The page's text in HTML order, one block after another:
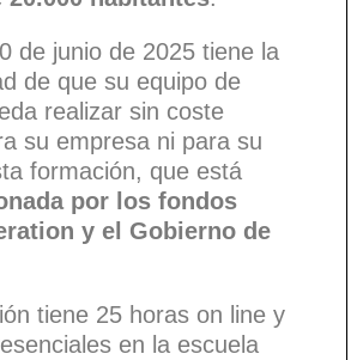
de junio de 2025 tiene la
de que su equipo de
realizar sin coste
su empresa ni para su
formación, que está
por los fondos
y el Gobierno de
tiene 25 horas on line y
en la escuela